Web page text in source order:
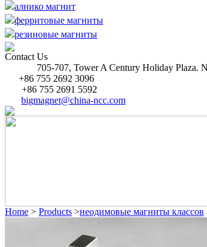
алнико магнит
ферритовые магниты
резиновые магниты
Contact Us
705-707, Tower A Century Holiday Plaza.
+86 755 2692 3096
+86 755 2691 5592
bigmagnet@china-ncc.com
Home > Products >неодимовые магниты классов